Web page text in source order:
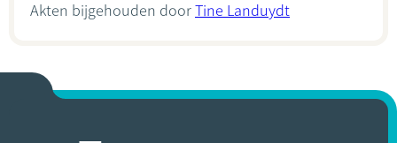
Akten bijgehouden doorTine Landuydt